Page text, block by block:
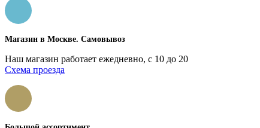
Магазин в Москве. Самовывоз
Наш магазин работает ежедневно, с 10 до 20
Схема проезда